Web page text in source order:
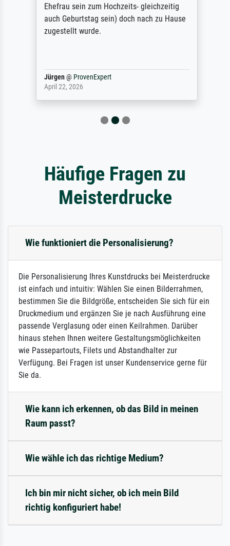
Ehefrau sein zum Hochzeits- gleichzeitig
auch Geburtstag sein) doch nach zu Hause
zugestellt wurde.
Jürgen@ ProvenExpert
April 22, 2026
Häufige Fragen zu
Meisterdrucke
Wie funktioniert die Personalisierung?
Die Personalisierung Ihres Kunstdrucks bei Meisterdrucke
ist einfach und intuitiv: Wählen Sie einen Bilderrahmen,
bestimmen Sie die Bildgröße, entscheiden Sie sich für ein
Druckmedium und ergänzen Sie je nach Ausführung eine
passende Verglasung oder einen Keilrahmen. Darüber
hinaus stehen Ihnen weitere Gestaltungsmöglichkeiten
wie Passepartouts, Filets und Abstandhalter zur
Verfügung. Bei Fragen ist unser Kundenservice gerne für
Sie da.
Wie kann ich erkennen, ob das Bild in meinen
Raum passt?
Wie wähle ich das richtige Medium?
Ich bin mir nicht sicher, ob ich mein Bild
richtig konfiguriert habe!